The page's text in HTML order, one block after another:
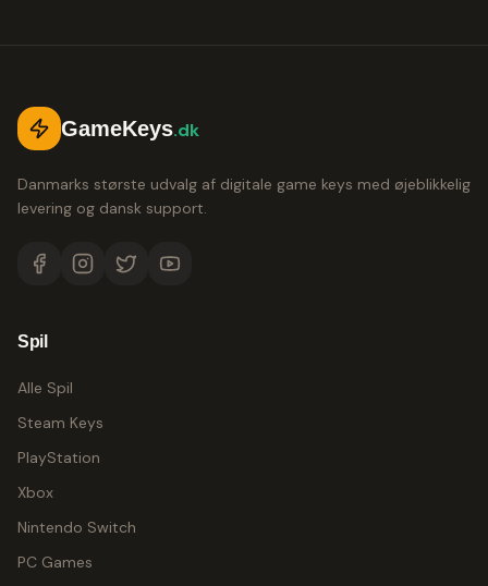
GameKeys.dk
Danmarks største udvalg af digitale game keys med øjeblikkelig
levering og dansk support.
Spil
Alle Spil
Steam Keys
PlayStation
Xbox
Nintendo Switch
PC Games